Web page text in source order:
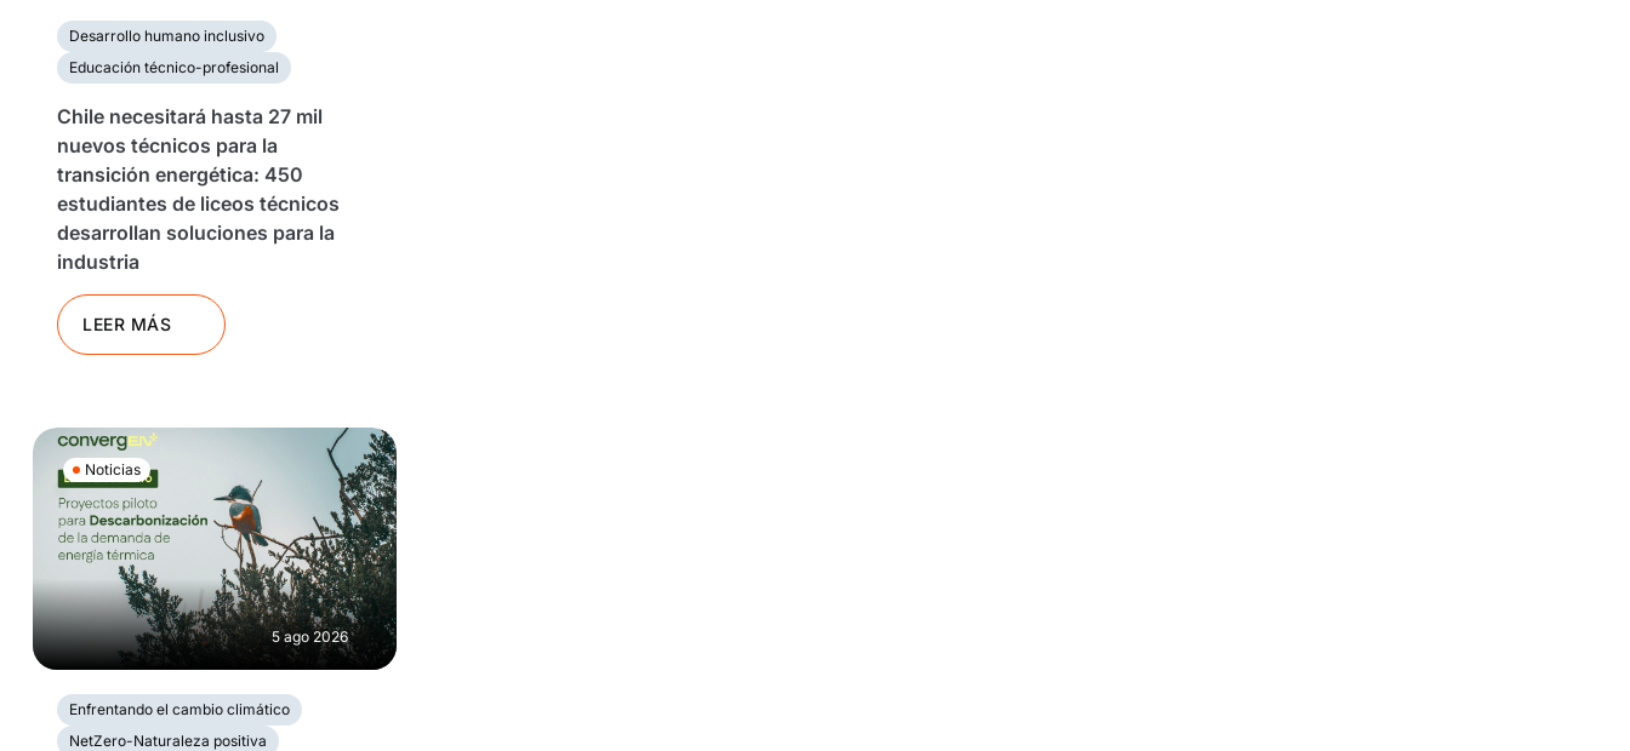
Desarrollo humano inclusivo
Educación técnico-profesional
Chile necesitará hasta 27 mil
nuevos técnicos para la
transición energética: 450
estudiantes de liceos técnicos
desarrollan soluciones para la
industria
LEER MÁS
Noticias
5 ago 2026
Enfrentando el cambio climático
NetZero-Naturaleza positiva